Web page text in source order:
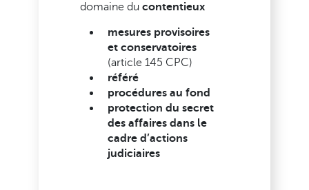
domaine du contentieux
mesures provisoires
et conservatoires
(article 145 CPC)
référé
procédures au fond
protection du secret
des affaires dans le
cadre d’actions
judiciaires